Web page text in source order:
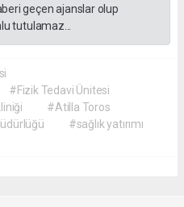
geçen ajanslar olup
tutulamaz...
#Fizik Tedavi Ünitesi
#Atilla Toros
#sağlık yatırımı